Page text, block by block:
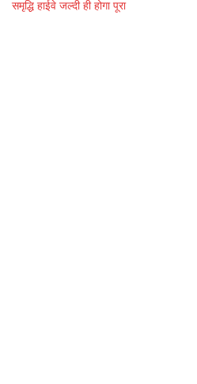
समृद्धि हाईवे जल्दी ही होगा पूरा